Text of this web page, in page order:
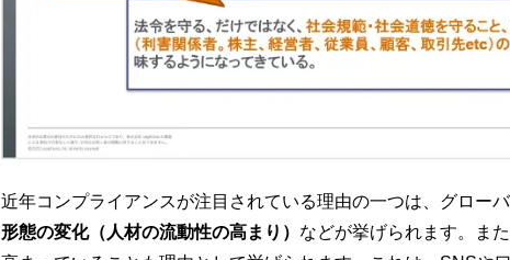
近年コンプライアンスが注目されている理由の一つは、グロー
形態の変化（人材の流動性の高まり） などが挙げられます。また